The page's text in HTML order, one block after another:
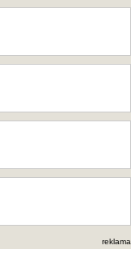
reklama